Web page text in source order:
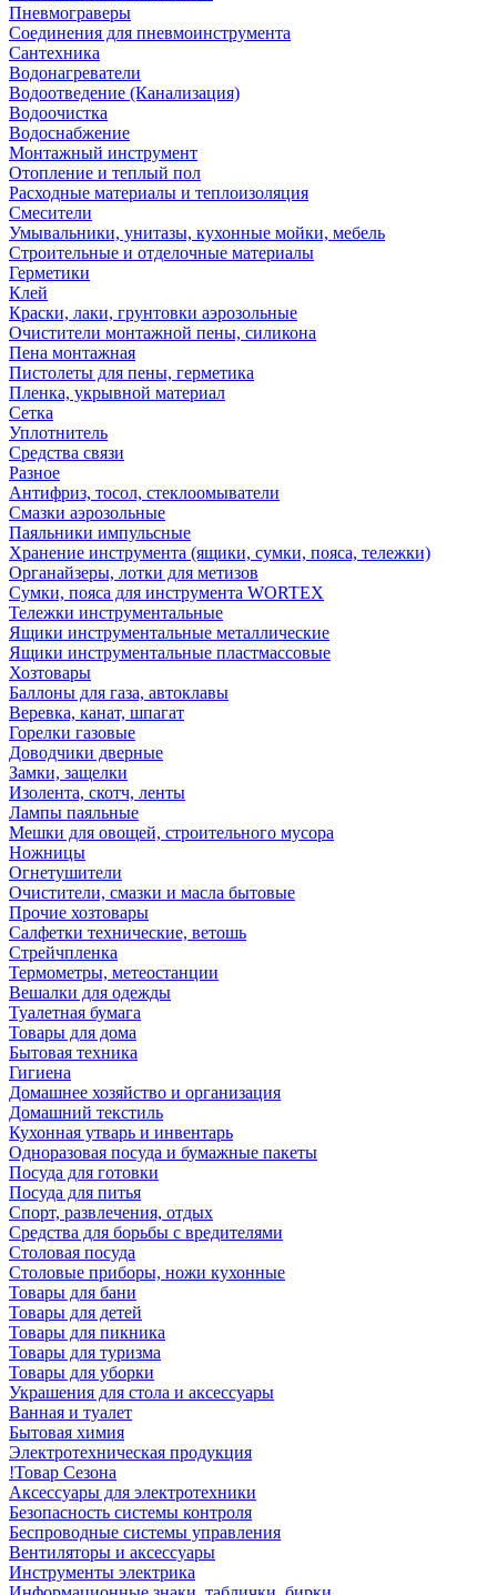
Пневмограверы
Соединения для пневмоинструмента
Сантехника
Водонагреватели
Водоотведение (Канализация)
Водоочистка
Водоснабжение
Монтажный инструмент
Отопление и теплый пол
Расходные материалы и теплоизоляция
Смесители
Умывальники, унитазы, кухонные мойки, мебель
Строительные и отделочные материалы
Герметики
Клей
Краски, лаки, грунтовки аэрозольные
Очистители монтажной пены, силикона
Пена монтажная
Пистолеты для пены, герметика
Пленка, укрывной материал
Сетка
Уплотнитель
Средства связи
Разное
Антифриз, тосол, стеклоомыватели
Смазки аэрозольные
Паяльники импульсные
Хранение инструмента (ящики, сумки, пояса, тележки)
Органайзеры, лотки для метизов
Сумки, пояса для инструмента WORTEX
Тележки инструментальные
Ящики инструментальные металлические
Ящики инструментальные пластмассовые
Хозтовары
Баллоны для газа, автоклавы
Веревка, канат, шпагат
Горелки газовые
Доводчики дверные
Замки, защелки
Изолента, скотч, ленты
Лампы паяльные
Мешки для овощей, строительного мусора
Ножницы
Огнетушители
Очистители, смазки и масла бытовые
Прочие хозтовары
Салфетки технические, ветошь
Стрейчпленка
Термометры, метеостанции
Вешалки для одежды
Туалетная бумага
Товары для дома
Бытовая техника
Гигиена
Домашнее хозяйство и организация
Домашний текстиль
Кухонная утварь и инвентарь
Одноразовая посуда и бумажные пакеты
Посуда для готовки
Посуда для питья
Спорт, развлечения, отдых
Средства для борьбы с вредителями
Столовая посуда
Столовые приборы, ножи кухонные
Товары для бани
Товары для детей
Товары для пикника
Товары для туризма
Товары для уборки
Украшения для стола и аксессуары
Ванная и туалет
Бытовая химия
Электротехническая продукция
!Товар Сезона
Аксессуары для электротехники
Безопасность системы контроля
Беспроводные системы управления
Вентиляторы и аксессуары
Инструменты электрика